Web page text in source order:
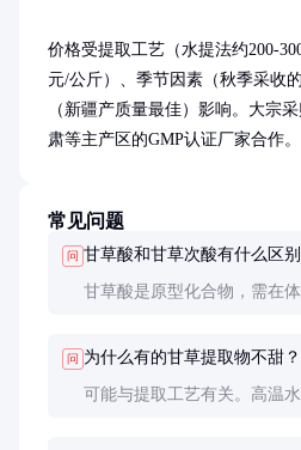
价格受提取工艺（水提法约200-
元/公斤）、季节因素（秋季采收
（新疆产质量最佳）影响。大宗
肃等主产区的GMP认证厂家合作。
常见问题
问 甘草酸和甘草次酸有什么区别
甘草酸是原型化合物，需在
问 为什么有的甘草提取物不甜？
可能与提取工艺有关。高温